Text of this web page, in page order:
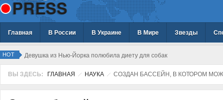
Главная В России В Украине В Мире Звезды
HOT Девушка из Нью-Йорка полюбила диету для собак
ВЫ ЗДЕСЬ: ГЛАВНАЯ НАУКА СОЗДАН БАССЕЙН, В КОТОРОМ